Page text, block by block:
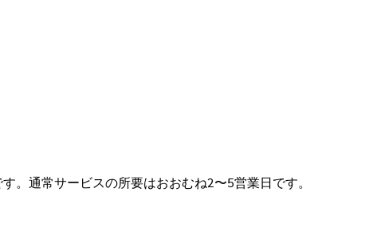
。通常サービスの所要はおおむね2〜5営業日です。